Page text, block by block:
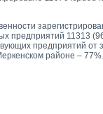
предприятий 11313
предприятий
районе – 77%.